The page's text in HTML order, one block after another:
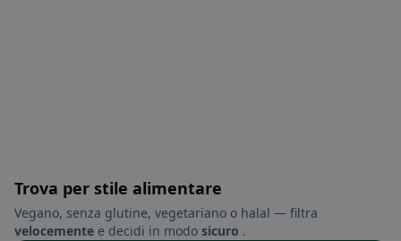
Trova per stile alimentare
Vegano, senza glutine, vegetariano o halal — filtra
velocemente e decidi in modo sicuro .